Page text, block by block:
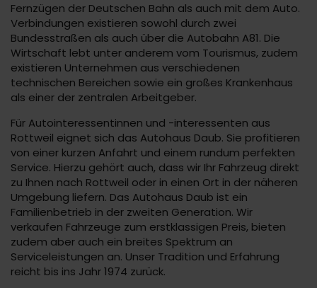
Fernzügen der Deutschen Bahn als auch mit dem Auto.
Verbindungen existieren sowohl durch zwei
Bundesstraßen als auch über die Autobahn A81. Die
Wirtschaft lebt unter anderem vom Tourismus, zudem
existieren Unternehmen aus verschiedenen
technischen Bereichen sowie ein großes Krankenhaus
als einer der zentralen Arbeitgeber.
Für Autointeressentinnen und -interessenten aus
Rottweil eignet sich das Autohaus Daub. Sie profitieren
von einer kurzen Anfahrt und einem rundum perfekten
Service. Hierzu gehört auch, dass wir Ihr Fahrzeug direkt
zu Ihnen nach Rottweil oder in einen Ort in der näheren
Umgebung liefern. Das Autohaus Daub ist ein
Familienbetrieb in der zweiten Generation. Wir
verkaufen Fahrzeuge zum erstklassigen Preis, bieten
zudem aber auch ein breites Spektrum an
Serviceleistungen an. Unser Tradition und Erfahrung
reicht bis ins Jahr 1974 zurück.